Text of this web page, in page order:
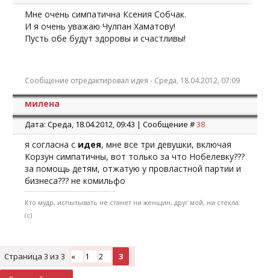
Мне очень симпатична Ксения Собчак.
И я очень уважаю Чулпан Хаматову!
Пусть обе будут здоровы и счастливы!
Сообщение отредактировал идея - Среда, 18.04.2012, 07:09
милена
Дата: Среда, 18.04.2012, 09:43 | Сообщение #38
я согласна с идея, мне все три девушки, включая
Корзун симпатичны, вот только за что Нобелевку???
за помощь детям, отжатую у провластной партии и
бизнеса??? не комильфо
Кто мудр, испытывать не станет ни женщин, друг мой, ни стекла.
(с)
Страница 3 из 3 « 1 2 3